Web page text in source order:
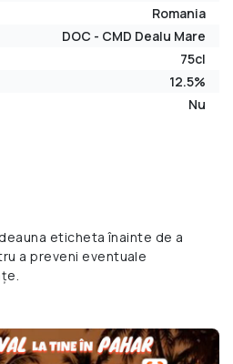
Romania
DOC - CMD Dealu Mare
75cl
12.5%
Nu
eticheta înainte de a
a preveni eventuale